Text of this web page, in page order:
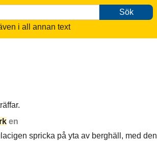
Sök
i all annan text
en
spricka på yta av berghäll, med den